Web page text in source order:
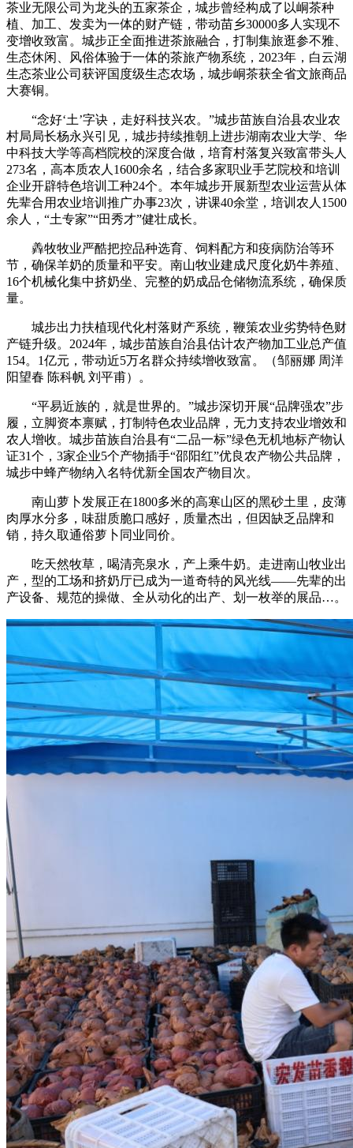
茶业无限公司为龙头的五家茶企，城步曾经构成了以峒茶种
植、加工、发卖为一体的财产链，带动苗乡30000多人实现不
变增收致富。城步正全面推进茶旅融合，打制集旅逛参不雅、
生态休闲、风俗体验于一体的茶旅产物系统，2023年，白云湖
生态茶业公司获评国度级生态农场，城步峒茶获全省文旅商品
大赛铜。
“念好‘土’字诀，走好科技兴农。”城步苗族自治县农业农
村局局长杨永兴引见，城步持续推朝上进步湖南农业大学、华
中科技大学等高档院校的深度合做，培育村落复兴致富带头人
273名，高本质农人1600余名，结合多家职业手艺院校和培训
企业开辟特色培训工种24个。本年城步开展新型农业运营从体
先辈合用农业培训推广办事23次，讲课40余堂，培训农人1500
余人，“土专家”“田秀才”健壮成长。
羴牧牧业严酷把控品种选育、饲料配方和疫病防治等环
节，确保羊奶的质量和平安。南山牧业建成尺度化奶牛养殖、
16个机械化集中挤奶坐、完整的奶成品仓储物流系统，确保质
量。
城步出力扶植现代化村落财产系统，鞭策农业劣势特色财
产链升级。2024年，城步苗族自治县估计农产物加工业总产值
154。1亿元，带动近5万名群众持续增收致富。（邹丽娜 周洋
阳望春 陈科帆 刘平甫）。
“平易近族的，就是世界的。”城步深切开展“品牌强农”步
履，立脚资本禀赋，打制特色农业品牌，无力支持农业增效和
农人增收。城步苗族自治县有“二品一标”绿色无机地标产物认
证31个，3家企业5个产物插手“邵阳红”优良农产物公共品牌，
城步中蜂产物纳入名特优新全国农产物目次。
南山萝卜发展正在1800多米的高寒山区的黑砂土里，皮薄
肉厚水分多，味甜质脆口感好，质量杰出，但因缺乏品牌和
销，持久取通俗萝卜同业同价。
吃天然牧草，喝清亮泉水，产上乘牛奶。走进南山牧业出
产，型的工场和挤奶厅已成为一道奇特的风光线——先辈的出
产设备、规范的操做、全从动化的出产、划一枚举的展品…。